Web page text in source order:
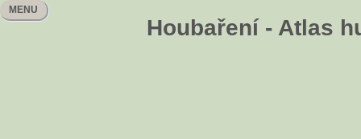
Houbaření - Atlas
MENU